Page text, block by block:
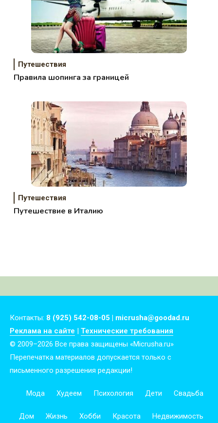
Путешествия
Правила шопинга за границей
Путешествия
Путешествие в Италию
Контакты: 8 (925) 542-08-05 | micrusha@goodad.ru
Реклама на сайте | Технические требования
© 2009–2026 Все права защищены «Micrusha.ru»
Перепечатка материалов допускается только с
письменного разрешения редакции!
Мода Худеем Психология Дети Свадьба
Дом Жизнь Хобби Красота Недвижимость